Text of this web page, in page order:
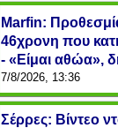
Marfin:
46χρονη που
- «Είμαι αθώα»,
7/8/2026, 13:36
Σέρρες: Βίντεο